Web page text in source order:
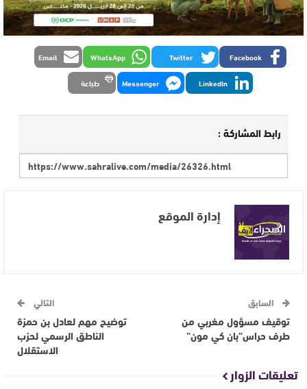
Facebook
Twitter
WhatsApp
Email
LinkedIn
Messenger طباعة
رابط المشاركة :
إدارة الموقع
السابق
توقيف مسؤول مغربي من
طرف حراس”بان كي مون”
التالي
توضيح مهم لعادل بن حمزة
الناطق الرسمي لحزب
الاستقلال
تعليقات الزوار